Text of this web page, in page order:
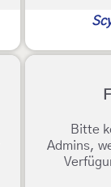
Bitte
Admins,